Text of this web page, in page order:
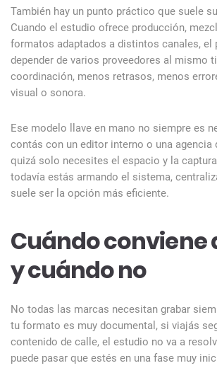
También hay un punto práctico que suele
Cuando el estudio ofrece producción,
formatos adaptados a distintos canales, el
depender de varios proveedores al mismo
coordinación, menos retrasos, menos
visual o sonora.
Ese modelo llave en mano no siempre es
contás con un editor interno o una agencia
quizá solo necesites el espacio y la
todavía estás armando el sistema,
suele ser la opción más eficiente.
Cuándo conviene
y cuándo no
No todas las marcas necesitan grabar
tu formato es muy documental, si viajás
contenido de calle, el estudio no va a
puede pasar que estés en una fase muy